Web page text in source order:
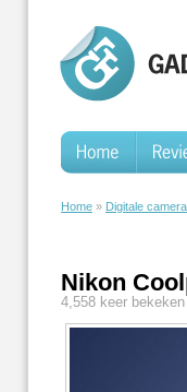
Home » Digitale
Nikon
4,558 keer bekeken